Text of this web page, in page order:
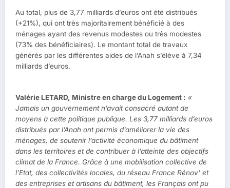
Au total, plus de 3,77 milliards d’euros ont été distribués
(+21%), qui ont très majoritairement bénéficié à des
ménages ayant des revenus modestes ou très modestes
(73% des bénéficiaires). Le montant total de travaux
générés par les différentes aides de l’Anah s’élève à 7,34
milliards d’euros.
Valérie LETARD, Ministre en charge du Logement : «
Jamais un gouvernement n’avait consacré autant de
moyens à cette politique publique. Les 3,77 milliards d’euros
distribués par l’Anah ont permis d’améliorer la vie des
ménages, de soutenir l’activité économique du bâtiment
dans les territoires et de contribuer à l’atteinte des objectifs
climat de la France. Grâce à une mobilisation collective de
l’Etat, des collectivités locales, du réseau France Rénov’ et
des entreprises et artisans du bâtiment, les Français ont pu